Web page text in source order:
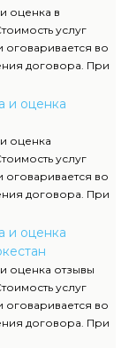
стоимости.
инфы о
сроках оказания
обратиться к
оценка в
услуг
оговаривается во
договора. При
все нормы,
расклады к
стоимости.
инфы о
сроках оказания
обратиться к
и оценка
оценка
услуг
оговаривается во
договора. При
все нормы,
расклады к
стоимости.
инфы о
сроках оказания
обратиться к
и оценка
оценка отзывы
услуг
оговаривается во
договора. При
все нормы,